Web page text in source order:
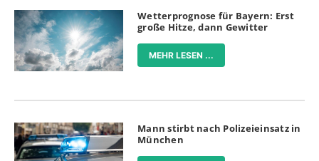
Wetterprognose für Bayern: Erst
große Hitze, dann Gewitter
MEHR LESEN ...
Mann stirbt nach Polizeieinsatz in
München